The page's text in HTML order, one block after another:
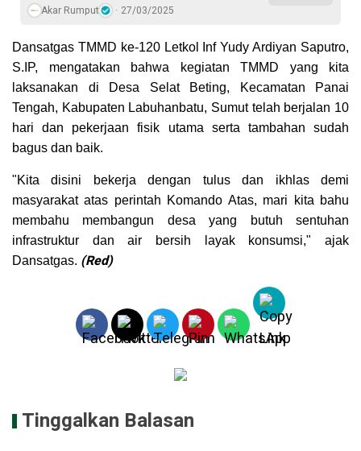
Akar Rumput 27/03/2025
Dansatgas TMMD ke-120 Letkol Inf Yudy Ardiyan Saputro,
S.IP, mengatakan bahwa kegiatan TMMD yang kita
laksanakan di Desa Selat Beting, Kecamatan Panai
Tengah, Kabupaten Labuhanbatu, Sumut telah berjalan 10
hari dan pekerjaan fisik utama serta tambahan sudah
bagus dan baik.
"Kita disini bekerja dengan tulus dan ikhlas demi
masyarakat atas perintah Komando Atas, mari kita bahu
membahu membangun desa yang butuh sentuhan
infrastruktur dan air bersih layak konsumsi," ajak
Dansatgas. (Red)
Tinggalkan Balasan